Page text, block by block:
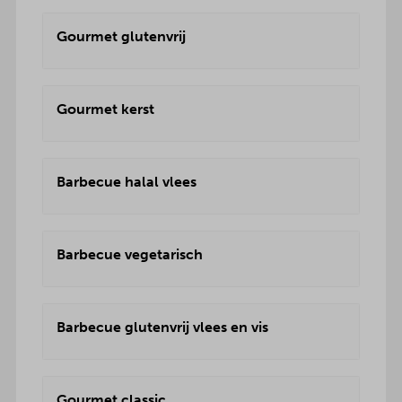
Gourmet glutenvrij
Gourmet kerst
Barbecue halal vlees
Barbecue vegetarisch
Barbecue glutenvrij vlees en vis